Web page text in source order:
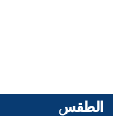
الطقس